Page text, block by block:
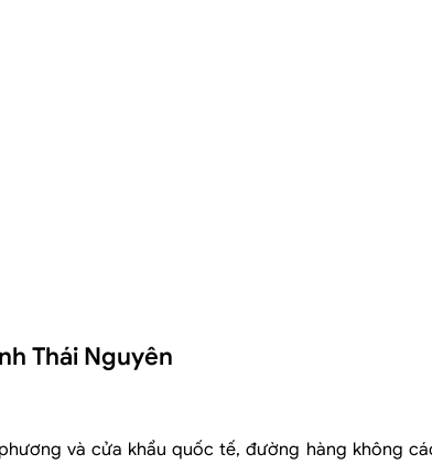
Thái Nguyên
và cửa khẩu quốc tế, đường hàng không